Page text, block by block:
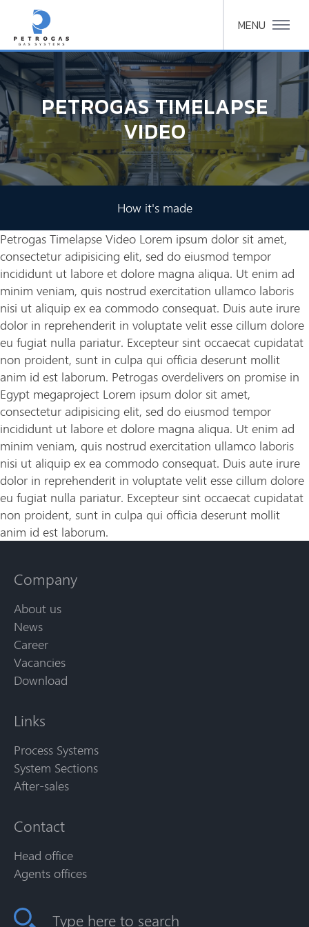
MENU
PETROGAS TIMELAPSE
VIDEO
How it's made
Petrogas Timelapse Video Lorem ipsum dolor sit amet,
consectetur adipisicing elit, sed do eiusmod tempor
incididunt ut labore et dolore magna aliqua. Ut enim ad
minim veniam, quis nostrud exercitation ullamco laboris
nisi ut aliquip ex ea commodo consequat. Duis aute irure
dolor in reprehenderit in voluptate velit esse cillum dolore
eu fugiat nulla pariatur. Excepteur sint occaecat cupidatat
non proident, sunt in culpa qui officia deserunt mollit
anim id est laborum. Petrogas overdelivers on promise in
Egypt megaproject Lorem ipsum dolor sit amet,
consectetur adipisicing elit, sed do eiusmod tempor
incididunt ut labore et dolore magna aliqua. Ut enim ad
minim veniam, quis nostrud exercitation ullamco laboris
nisi ut aliquip ex ea commodo consequat. Duis aute irure
dolor in reprehenderit in voluptate velit esse cillum dolore
eu fugiat nulla pariatur. Excepteur sint occaecat cupidatat
non proident, sunt in culpa qui officia deserunt mollit
anim id est laborum.
Company
About us
News
Career
Vacancies
Download
Links
Process Systems
System Sections
After-sales
Contact
Head office
Agents offices